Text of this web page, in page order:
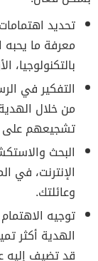
تحديد
معرفة ما
بالتكنولوجيا،
التفكير في
من خلال
تشجيعهم على
البحث
الإنترنت، في
وعائلتك.
توجيه
الهدية أكثر
قد تضيف إليه